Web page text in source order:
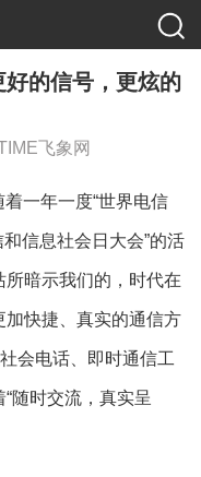
的信号，更炫的
飞象网
着一年一度“世界电信
信息社会日大会”的活
暗示我们的，时代在
快捷、真实的通信方
会电话、即时通信工
随时交流，真实呈